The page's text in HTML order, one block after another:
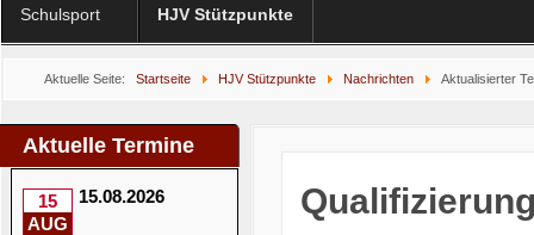
Schulsport HJV Stützpunkte
Aktuelle Seite: Startseite HJV Stützpunkte Nachrichten Aktualisierter
Aktuelle Termine
15
AUG
15.08.2026